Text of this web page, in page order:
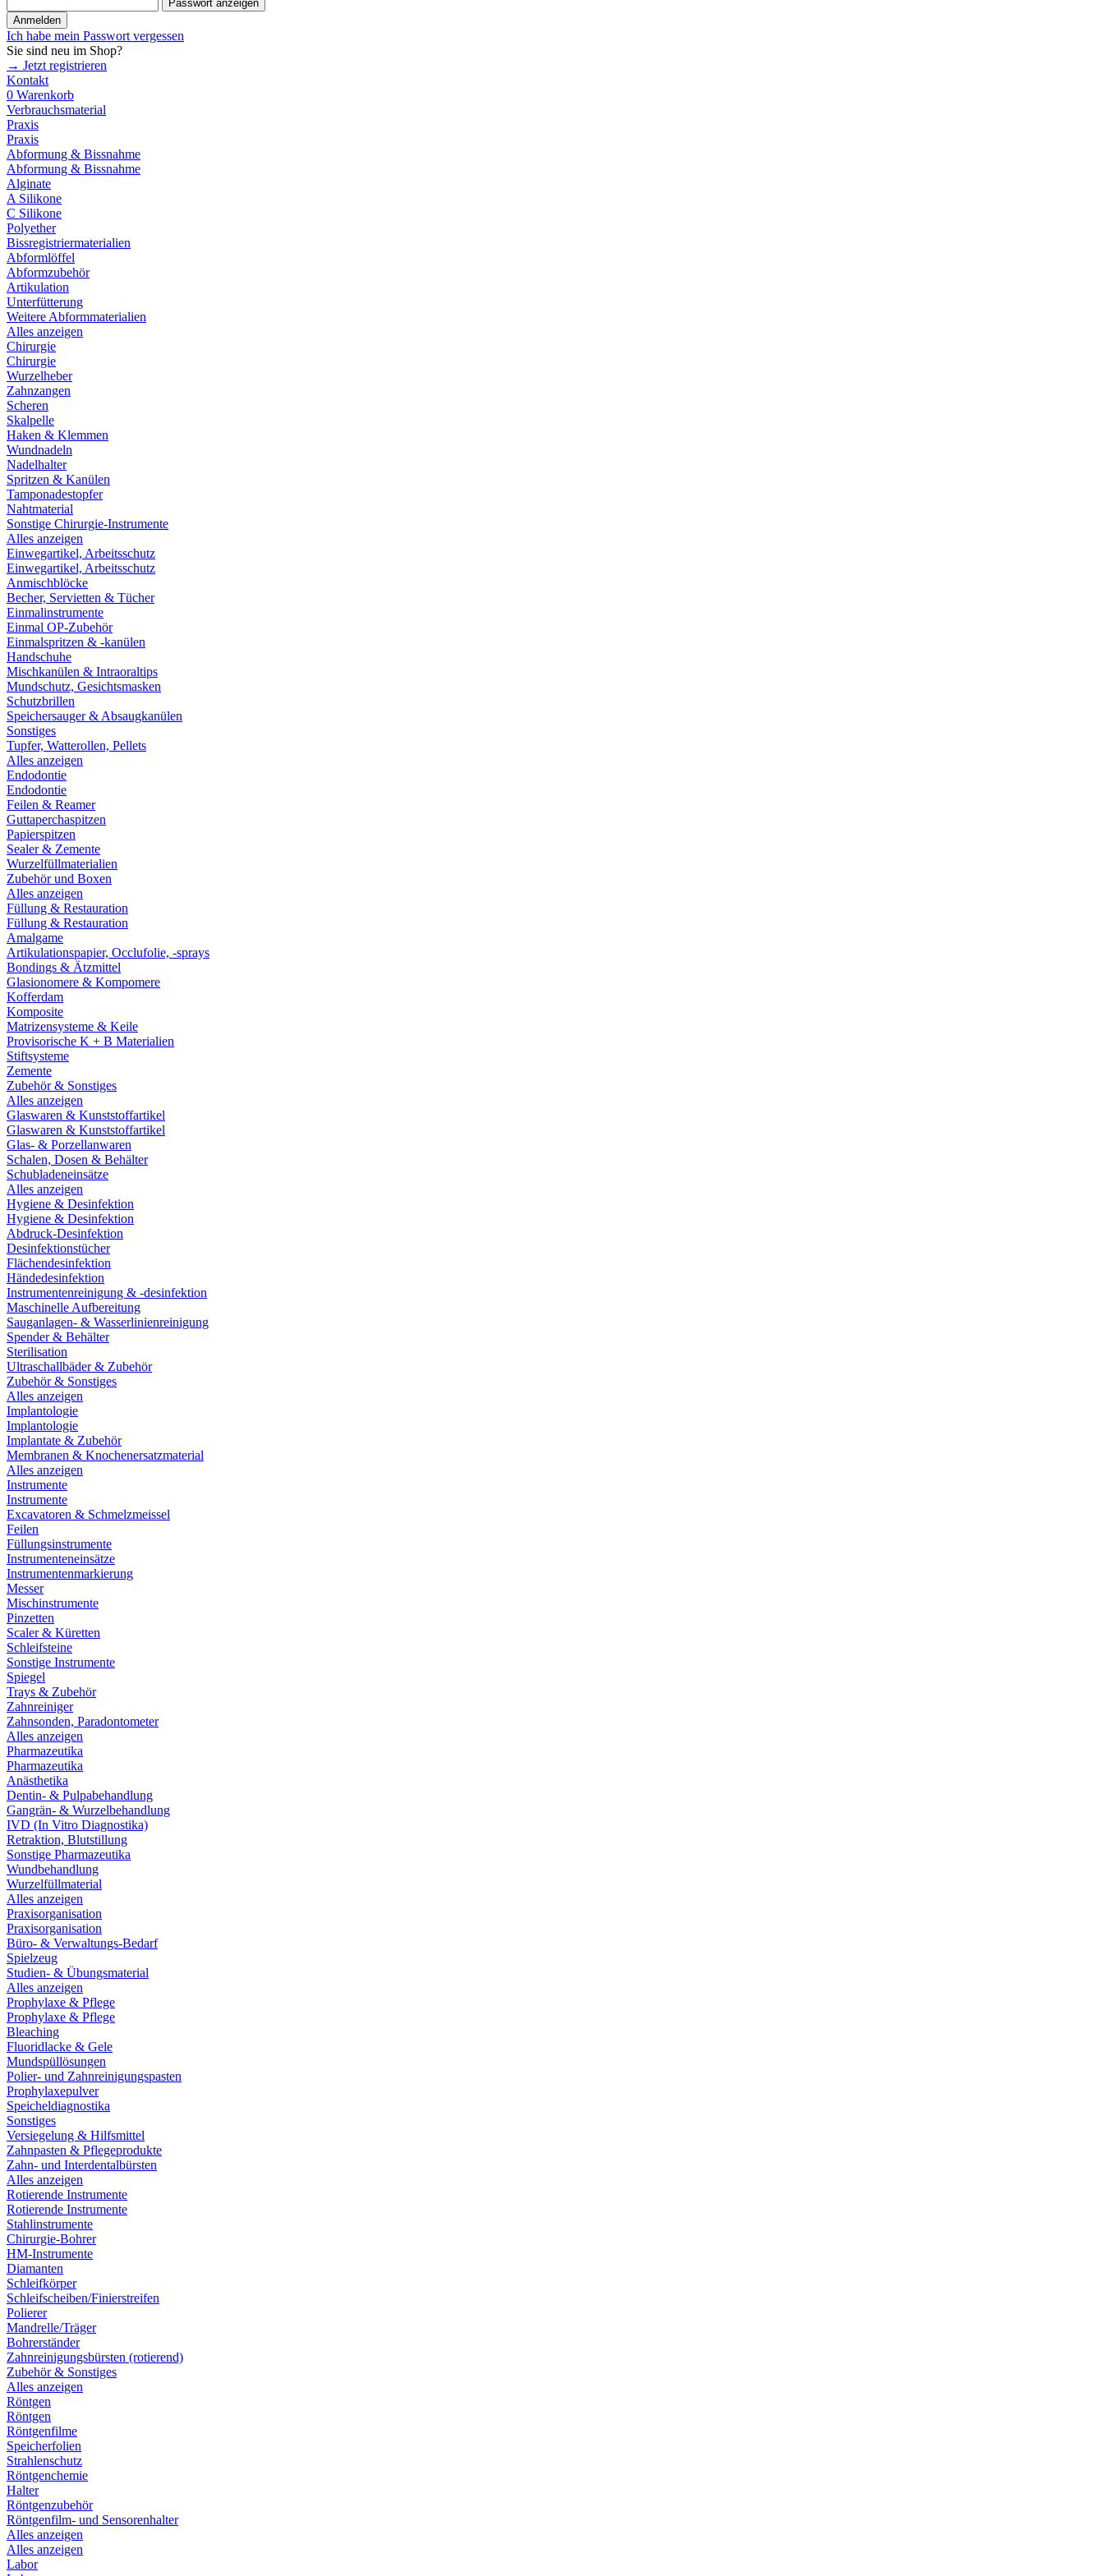
Passwort anzeigen
Anmelden
Ich habe mein Passwort vergessen
Sie sind neu im Shop?
→ Jetzt registrieren
Kontakt
0 Warenkorb
Verbrauchsmaterial
Praxis
Praxis
Abformung & Bissnahme
Abformung & Bissnahme
Alginate
A Silikone
C Silikone
Polyether
Bissregistriermaterialien
Abformlöffel
Abformzubehör
Artikulation
Unterfütterung
Weitere Abformmaterialien
Alles anzeigen
Chirurgie
Chirurgie
Wurzelheber
Zahnzangen
Scheren
Skalpelle
Haken & Klemmen
Wundnadeln
Nadelhalter
Spritzen & Kanülen
Tamponadestopfer
Nahtmaterial
Sonstige Chirurgie-Instrumente
Alles anzeigen
Einwegartikel, Arbeitsschutz
Einwegartikel, Arbeitsschutz
Anmischblöcke
Becher, Servietten & Tücher
Einmalinstrumente
Einmal OP-Zubehör
Einmalspritzen & -kanülen
Handschuhe
Mischkanülen & Intraoraltips
Mundschutz, Gesichtsmasken
Schutzbrillen
Speichersauger & Absaugkanülen
Sonstiges
Tupfer, Watterollen, Pellets
Alles anzeigen
Endodontie
Endodontie
Feilen & Reamer
Guttaperchaspitzen
Papierspitzen
Sealer & Zemente
Wurzelfüllmaterialien
Zubehör und Boxen
Alles anzeigen
Füllung & Restauration
Füllung & Restauration
Amalgame
Artikulationspapier, Occlufolie, -sprays
Bondings & Ätzmittel
Glasionomere & Kompomere
Kofferdam
Komposite
Matrizensysteme & Keile
Provisorische K + B Materialien
Stiftsysteme
Zemente
Zubehör & Sonstiges
Alles anzeigen
Glaswaren & Kunststoffartikel
Glaswaren & Kunststoffartikel
Glas- & Porzellanwaren
Schalen, Dosen & Behälter
Schubladeneinsätze
Alles anzeigen
Hygiene & Desinfektion
Hygiene & Desinfektion
Abdruck-Desinfektion
Desinfektionstücher
Flächendesinfektion
Händedesinfektion
Instrumentenreinigung & -desinfektion
Maschinelle Aufbereitung
Sauganlagen- & Wasserlinienreinigung
Spender & Behälter
Sterilisation
Ultraschallbäder & Zubehör
Zubehör & Sonstiges
Alles anzeigen
Implantologie
Implantologie
Implantate & Zubehör
Membranen & Knochenersatzmaterial
Alles anzeigen
Instrumente
Instrumente
Excavatoren & Schmelzmeissel
Feilen
Füllungsinstrumente
Instrumenteneinsätze
Instrumentenmarkierung
Messer
Mischinstrumente
Pinzetten
Scaler & Küretten
Schleifsteine
Sonstige Instrumente
Spiegel
Trays & Zubehör
Zahnreiniger
Zahnsonden, Paradontometer
Alles anzeigen
Pharmazeutika
Pharmazeutika
Anästhetika
Dentin- & Pulpabehandlung
Gangrän- & Wurzelbehandlung
IVD (In Vitro Diagnostika)
Retraktion, Blutstillung
Sonstige Pharmazeutika
Wundbehandlung
Wurzelfüllmaterial
Alles anzeigen
Praxisorganisation
Praxisorganisation
Büro- & Verwaltungs-Bedarf
Spielzeug
Studien- & Übungsmaterial
Alles anzeigen
Prophylaxe & Pflege
Prophylaxe & Pflege
Bleaching
Fluoridlacke & Gele
Mundspüllösungen
Polier- und Zahnreinigungspasten
Prophylaxepulver
Speicheldiagnostika
Sonstiges
Versiegelung & Hilfsmittel
Zahnpasten & Pflegeprodukte
Zahn- und Interdentalbürsten
Alles anzeigen
Rotierende Instrumente
Rotierende Instrumente
Stahlinstrumente
Chirurgie-Bohrer
HM-Instrumente
Diamanten
Schleifkörper
Schleifscheiben/Finierstreifen
Polierer
Mandrelle/Träger
Bohrerständer
Zahnreinigungsbürsten (rotierend)
Zubehör & Sonstiges
Alles anzeigen
Röntgen
Röntgen
Röntgenfilme
Speicherfolien
Strahlenschutz
Röntgenchemie
Halter
Röntgenzubehör
Röntgenfilm- und Sensorenhalter
Alles anzeigen
Alles anzeigen
Labor